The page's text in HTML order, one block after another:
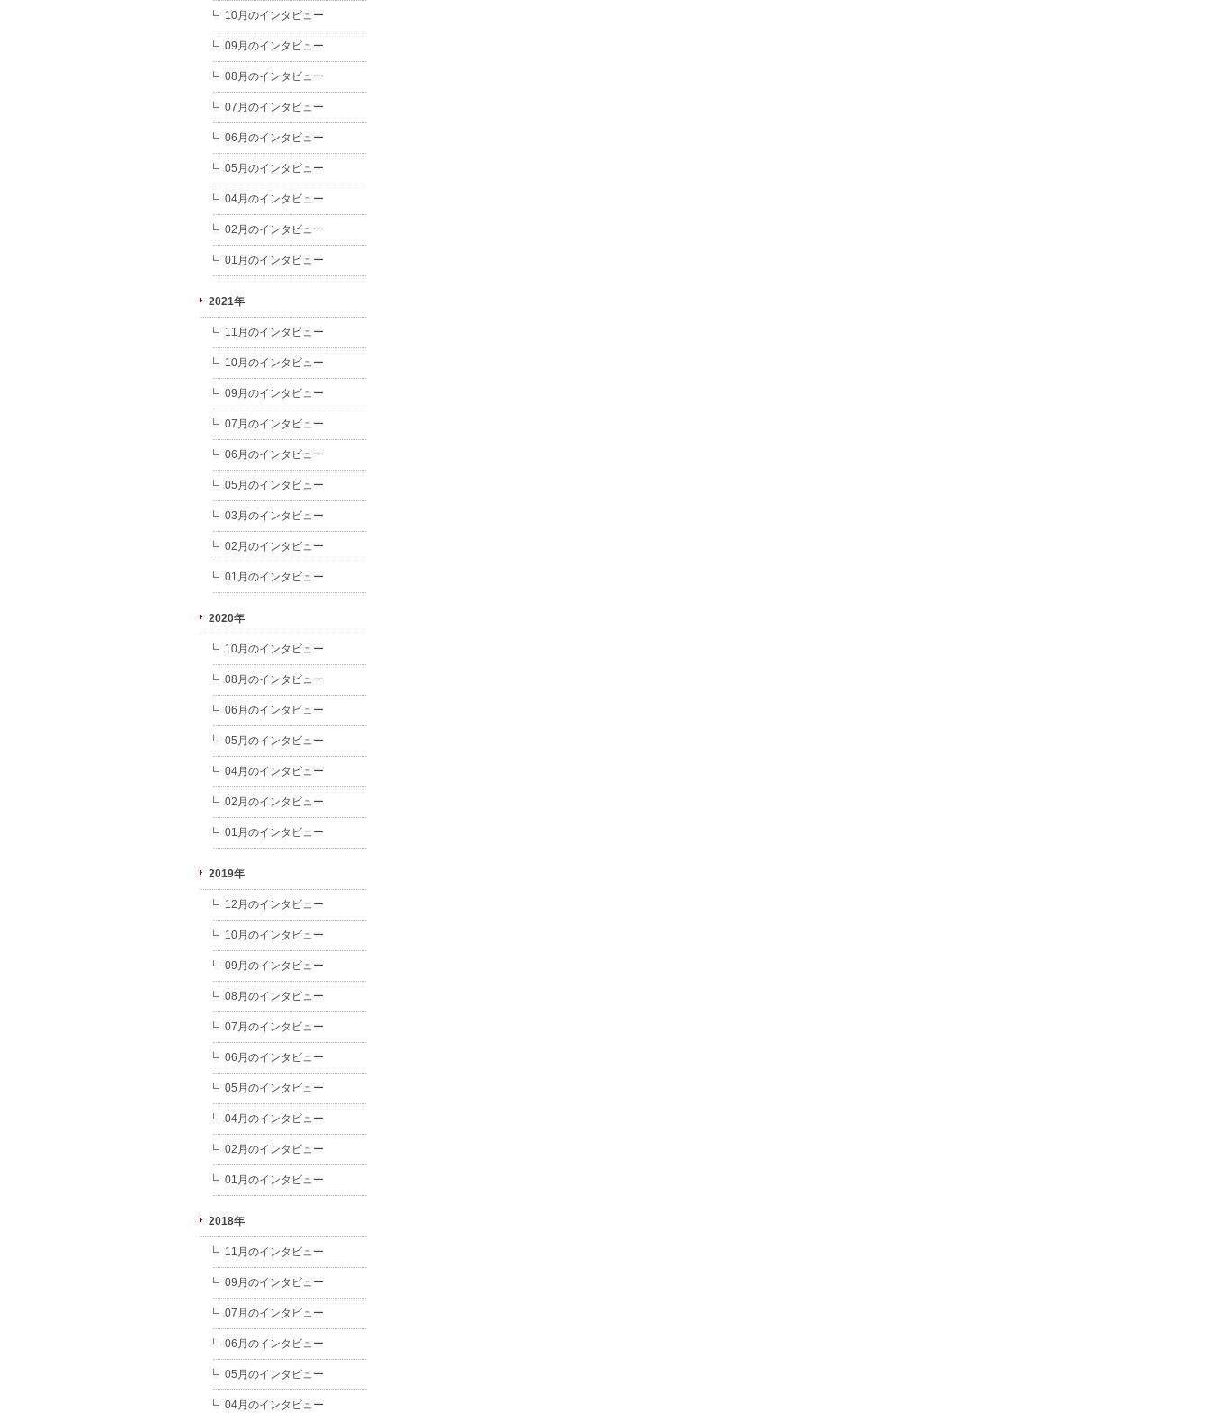
10月のインタビュー
09月のインタビュー
08月のインタビュー
07月のインタビュー
06月のインタビュー
05月のインタビュー
04月のインタビュー
02月のインタビュー
01月のインタビュー
2021年
11月のインタビュー
10月のインタビュー
09月のインタビュー
07月のインタビュー
06月のインタビュー
05月のインタビュー
03月のインタビュー
02月のインタビュー
01月のインタビュー
2020年
10月のインタビュー
08月のインタビュー
06月のインタビュー
05月のインタビュー
04月のインタビュー
02月のインタビュー
01月のインタビュー
2019年
12月のインタビュー
10月のインタビュー
09月のインタビュー
08月のインタビュー
07月のインタビュー
06月のインタビュー
05月のインタビュー
04月のインタビュー
02月のインタビュー
01月のインタビュー
2018年
11月のインタビュー
09月のインタビュー
07月のインタビュー
06月のインタビュー
05月のインタビュー
04月のインタビュー